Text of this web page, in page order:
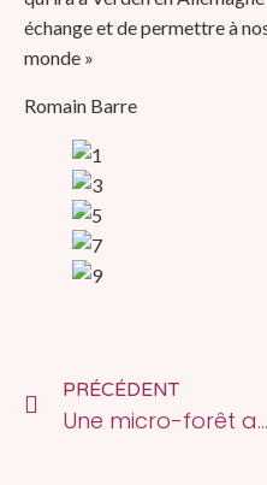
échange et de permettre à
monde »
Romain Barre
PRÉCÉDENT
Une micro-forêt au lycée